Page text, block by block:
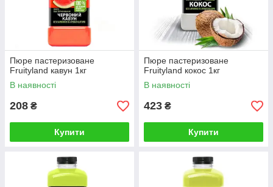
Пюре пастеризоване
Fruityland кавун 1кг
В наявності
208 ₴
Купити
Пюре пастеризоване
Fruityland кокос 1кг
В наявності
423 ₴
Купити